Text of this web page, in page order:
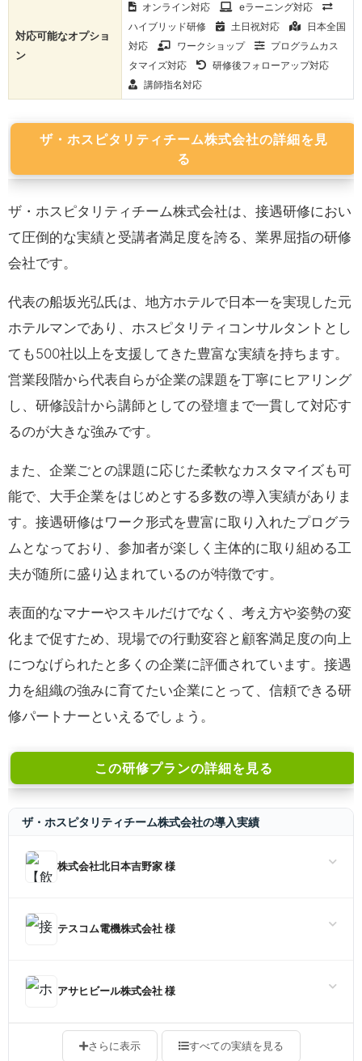
対応可能なオプショ
ン
オンライン対応
eラーニング対応
ハイブリッド研修
土日祝対応
日本全国
対応
ワークショップ
プログラムカス
タマイズ対応
研修後フォローアップ対応
講師指名対応
ザ・ホスピタリティチーム株式会社の詳細を見
る
ザ・ホスピタリティチーム株式会社は、接遇研修におい
て圧倒的な実績と受講者満足度を誇る、業界屈指の研修
会社です。
代表の船坂光弘氏は、地方ホテルで日本一を実現した元
ホテルマンであり、ホスピタリティコンサルタントとし
ても500社以上を支援してきた豊富な実績を持ちます。
営業段階から代表自らが企業の課題を丁寧にヒアリング
し、研修設計から講師としての登壇まで一貫して対応す
るのが大きな強みです。
また、企業ごとの課題に応じた柔軟なカスタマイズも可
能で、大手企業をはじめとする多数の導入実績がありま
す。接遇研修はワーク形式を豊富に取り入れたプログラ
ムとなっており、参加者が楽しく主体的に取り組める工
夫が随所に盛り込まれているのが特徴です。
表面的なマナーやスキルだけでなく、考え方や姿勢の変
化まで促すため、現場での行動変容と顧客満足度の向上
につなげられたと多くの企業に評価されています。接遇
力を組織の強みに育てたい企業にとって、信頼できる研
修パートナーといえるでしょう。
この研修プランの詳細を見る
ザ・ホスピタリティチーム株式会社の導入実績
株式会社北日本吉野家 様
テスコム電機株式会社 様
アサヒビール株式会社 様
さらに表示 すべての実績を見る